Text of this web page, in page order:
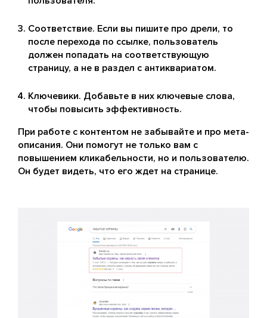
Соответствие. Если вы пишите про дрели, то
после перехода по ссылке, пользователь
должен попадать на соответствующую
страницу, а не в раздел с антиквариатом.
Ключевики. Добавьте в них ключевые слова,
чтобы повысить эффективность.
При работе с контентом не забывайте и про мета-
описания. Они помогут не только вам с
повышением кликабельности, но и пользователю.
Он будет видеть, что его ждет на странице.